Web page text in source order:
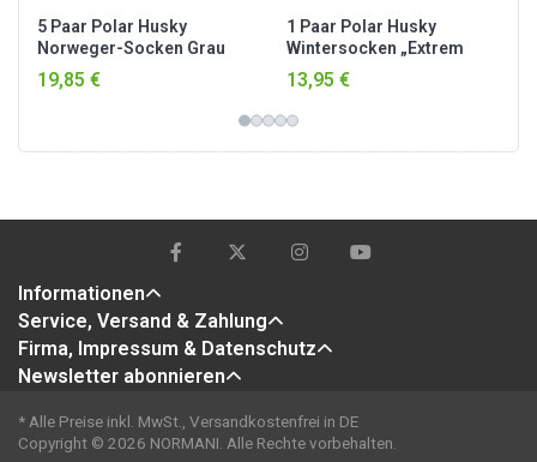
5 Paar Polar Husky
Norweger-Socken Grau
meliert
19,85 €
1 Paar Polar Husky
Wintersocken „Extrem
Hot“ Blau-Block gestreift
13,95 €
Informationen
Service, Versand & Zahlung
Firma, Impressum & Datenschutz
Newsletter abonnieren
* Alle Preise inkl. MwSt., Versandkostenfrei in DE
Copyright © 2026 NORMANI. Alle Rechte vorbehalten.